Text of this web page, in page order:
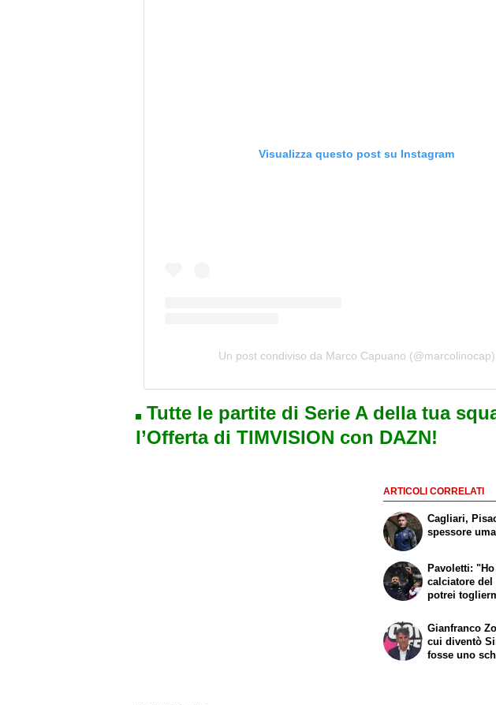
Visualizza questo post su Instagram
Un post condiviso da Marco Capuano (@marcolinocap)
Tutte le partite di Serie A della tua
l’Offerta di TIMVISION con DAZN!
ARTICOLI CORRELATI
Cagliari,
spessore
Pavoletti:
calciatore del
potrei
Gianfranco
cui diventò
fosse uno